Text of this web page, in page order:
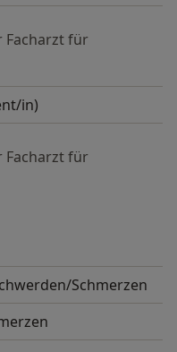
Facharzt für
in)
Facharzt für
Schmerzen